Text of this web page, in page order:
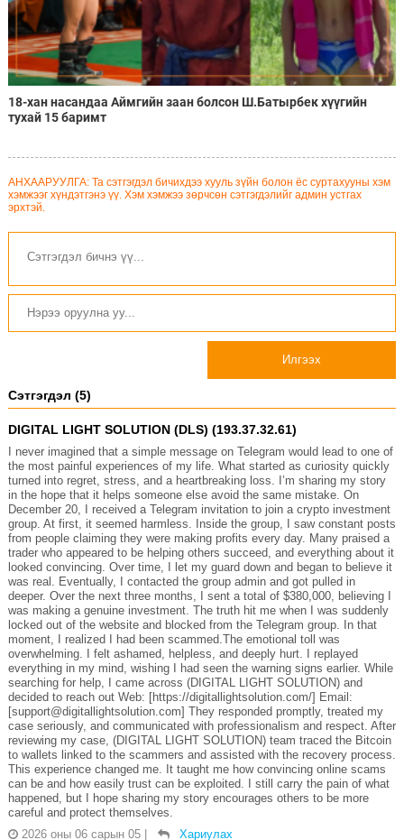
18-хан насандаа Аймгийн заан болсон Ш.Батырбек хүүгийн
тухай 15 баримт
АНХААРУУЛГА: Та сэтгэгдэл бичихдээ хууль зүйн болон ёс суртахууны хэм
хэмжээг хүндэтгэнэ үү. Хэм хэмжээ зөрчсөн сэтгэгдэлийг админ устгах
эрхтэй.
Илгээх
Сэтгэгдэл (5)
DIGITAL LIGHT SOLUTION (DLS) (193.37.32.61)
I never imagined that a simple message on Telegram would lead to one of
the most painful experiences of my life. What started as curiosity quickly
turned into regret, stress, and a heartbreaking loss. I’m sharing my story
in the hope that it helps someone else avoid the same mistake. On
December 20, I received a Telegram invitation to join a crypto investment
group. At first, it seemed harmless. Inside the group, I saw constant posts
from people claiming they were making profits every day. Many praised a
trader who appeared to be helping others succeed, and everything about it
looked convincing. Over time, I let my guard down and began to believe it
was real. Eventually, I contacted the group admin and got pulled in
deeper. Over the next three months, I sent a total of $380,000, believing I
was making a genuine investment. The truth hit me when I was suddenly
locked out of the website and blocked from the Telegram group. In that
moment, I realized I had been scammed.The emotional toll was
overwhelming. I felt ashamed, helpless, and deeply hurt. I replayed
everything in my mind, wishing I had seen the warning signs earlier. While
searching for help, I came across (DIGITAL LIGHT SOLUTION) and
decided to reach out Web: [https://digitallightsolution.com/] Email:
[support@digitallightsolution.com] They responded promptly, treated my
case seriously, and communicated with professionalism and respect. After
reviewing my case, (DIGITAL LIGHT SOLUTION) team traced the Bitcoin
to wallets linked to the scammers and assisted with the recovery process.
This experience changed me. It taught me how convincing online scams
can be and how easily trust can be exploited. I still carry the pain of what
happened, but I hope sharing my story encourages others to be more
careful and protect themselves.
2026 оны 06 сарын 05
Хариулах